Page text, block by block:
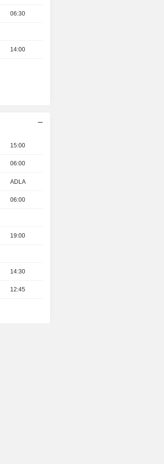
06:30
14:00
15:00
06:00
ADLA
06:00
19:00
14:30
12:45